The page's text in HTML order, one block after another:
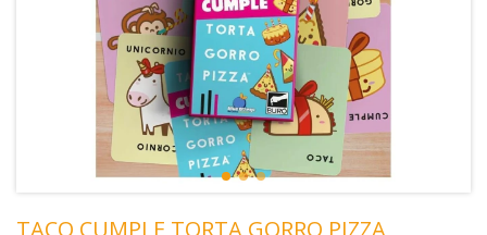
TACO CUMPLE TORTA GORRO PIZZA